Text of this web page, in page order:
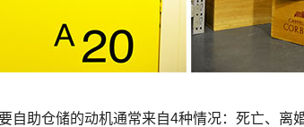
助仓储的动机通常来自4种情况：死亡、离